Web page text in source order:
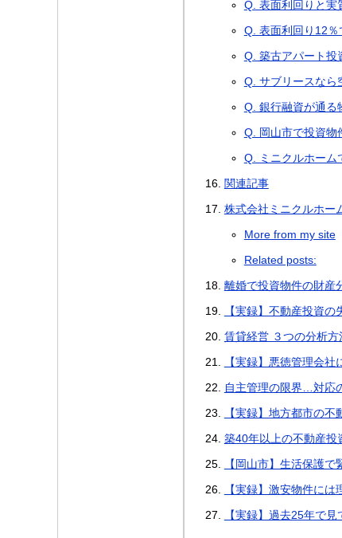
Q. 表面利回りと実
Q. 表面利回り12％
Q. 築古アパート投
Q. サブリースなら
Q. 銀行融資が通る
Q. 岡山市で投資物
Q. ミニクルホーム
関連記事
株式会社ミニクルホー
More from my site
Related posts:
離婚で投資物件の財産
【実録】不動産投資
賃貸経営 ３つの分析方
【実録】悪徳管理会
自主管理の限界…対応
【実録】地方都市の
築40年以上の不動産投
【岡山市】生活保護
【実録】激安物件に
【実録】過去25年で